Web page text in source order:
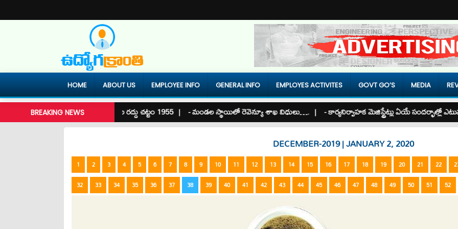
HOME ABOUT US EMPLOYEE INFO GENERAL INFO EMPLOYES ACTIVITES GOVT GO’S MEDIA
BREAKING NEWS
నేప‌థ్యం |- ఇనాం భూముల ర‌ద్దు చ‌ట్టం 1955 |- మండల స్థాయిలో రెవెన్యూ శాఖ విధులు…. |- కార్యనిర్వాహక మెజిస్ట్రేట్లు ఏయే సందర్భాల్లో ఎటువంటి
DECEMBER-2019 | JANUARY 2, 2020
1 2 3 4 5 6 7 8 9 10 11 12 13 14 15 16 17 18 19 20 21 22
32
33 34 35 36 37 38 39 40 41 42 43 44 45 46 47 48 49 50 51 52